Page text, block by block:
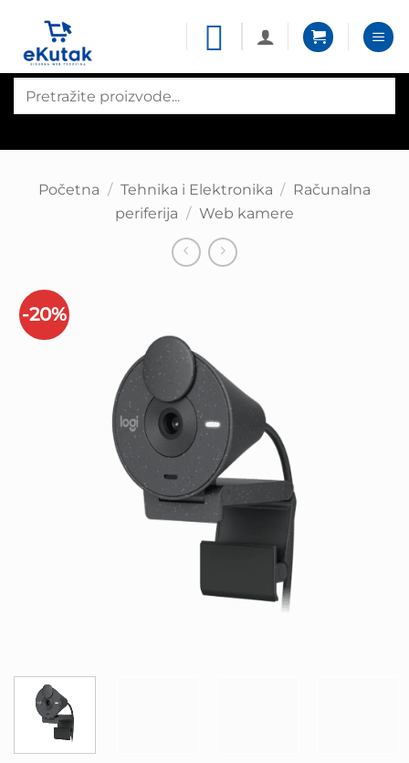
content
search
Početna / Tehnika i Elektronika / Računalna
periferija / Web kamere
-20%